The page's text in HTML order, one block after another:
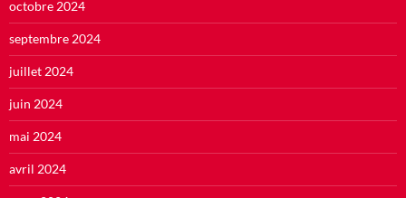
octobre 2024
septembre 2024
juillet 2024
juin 2024
mai 2024
avril 2024